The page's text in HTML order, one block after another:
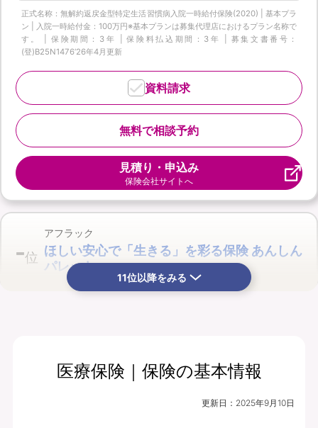
正式名称：無解約返戻金型特定生活習慣病入院一時給付保険(2020) | 基本プラ
ン | 入院一時給付金：100万円※基本プランは募集代理店におけるプラン名称で
す。 | 保険期間：3年 | 保険料払込期間：3年 | 募集文書番号：
(登)B25N1476‘26年4月更新
無料で相談予約
資料請求
見積り・申込み
保険会社サイトへ
-位
アフラック
ほしい安心で「生きる」を彩る保険 あんしん
パレット
月払保険料 保険期間
終身（総合先進医
11位以降をみる
医療保険｜保険の基本情報
更新日： 2025年9月10日